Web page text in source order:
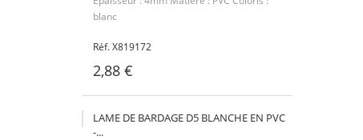
blanc
Réf. X819172
2,88 €
LAME DE BARDAGE D5 BLANCHE EN PVC
-...